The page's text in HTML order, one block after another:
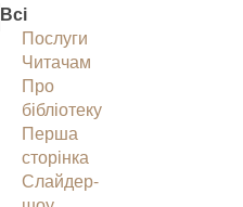
Всі
Послуги
Читачам
Про
бібліотеку
Перша
сторінка
Слайдер-